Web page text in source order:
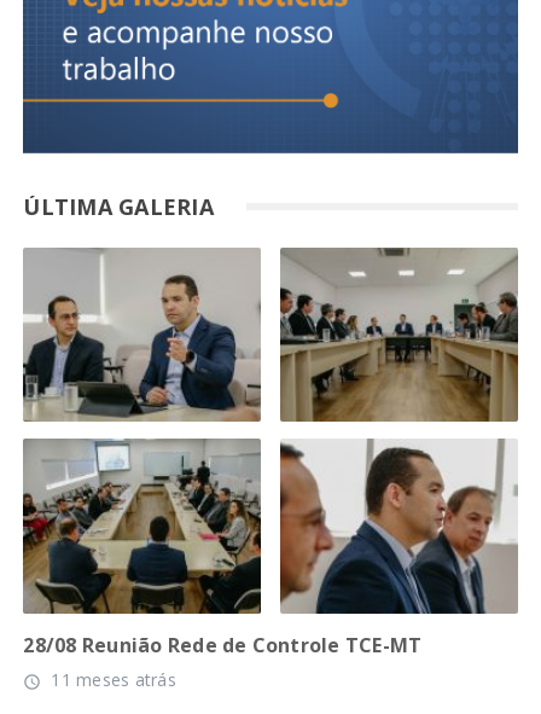
ÚLTIMA GALERIA
28/08 Reunião Rede de Controle TCE-MT
access_time 11 meses atrás